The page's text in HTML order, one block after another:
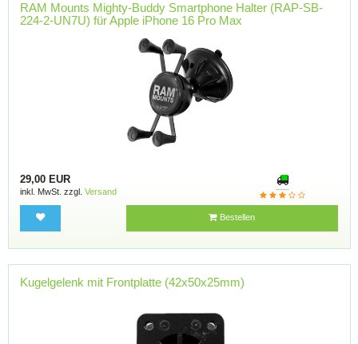
RAM Mounts Mighty-Buddy Smartphone Halter (RAP-SB-
224-2-UN7U) für Apple iPhone 16 Pro Max
29,00 EUR
inkl. MwSt. zzgl. Versand
Bestellen
Kugelgelenk mit Frontplatte (42x50x25mm)